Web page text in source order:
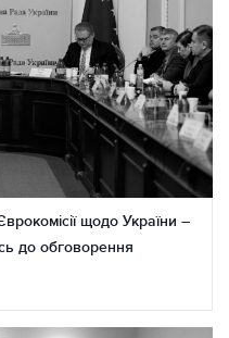
щодо України –
до обговорення